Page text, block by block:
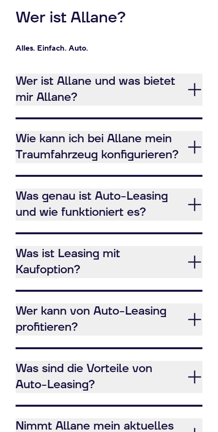
Wer ist Allane?
Alles. Einfach. Auto.
Wer ist Allane und was bietet
mir Allane?
Wie kann ich bei Allane mein
Traumfahrzeug konfigurieren?
Was genau ist Auto-Leasing
und wie funktioniert es?
Was ist Leasing mit
Kaufoption?
Wer kann von Auto-Leasing
profitieren?
Was sind die Vorteile von
Auto-Leasing?
Nimmt Allane mein aktuelles